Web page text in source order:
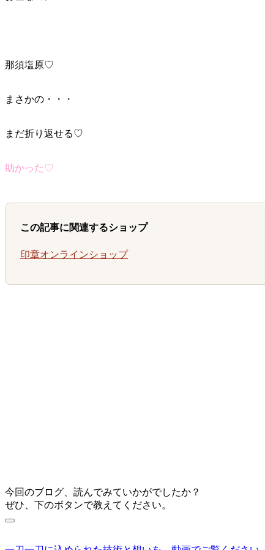
那須塩原♡
まさかの・・・
まだ折り返せる♡
助かった♡
この記事に関連するショップ
印章オンラインショップ
今回のブログ、読んでみていかがでしたか？
ぜひ、下のボタンで教えてください。